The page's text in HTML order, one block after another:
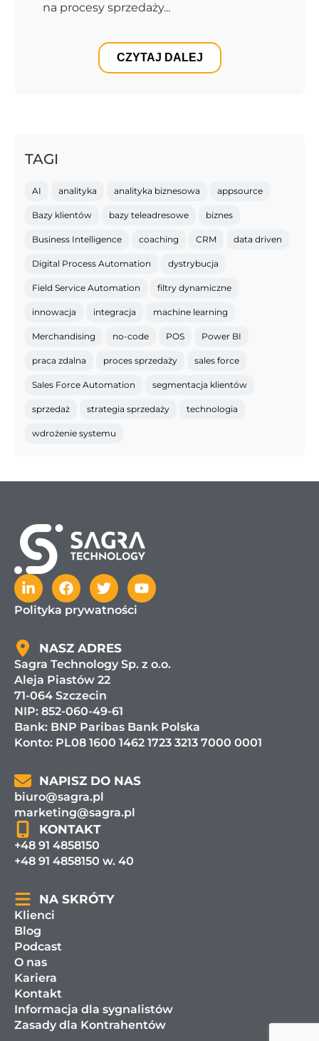
CZYTAJ DALEJ
na procesy sprzedaży...
TAGI
AI analityka analityka biznesowa appsource
Bazy klientów bazy teleadresowe biznes
Business Intelligence coaching CRM data driven
Digital Process Automation dystrybucja
Field Service Automation filtry dynamiczne
innowacja integracja machine learning
Merchandising no-code POS Power BI
praca zdalna proces sprzedaży sales force
Sales Force Automation segmentacja klientów
sprzedaż strategia sprzedaży technologia
wdrożenie systemu
Polityka prywatności
NASZ ADRES
Sagra Technology Sp. z o.o.
Aleja Piastów 22
71-064 Szczecin
NIP: 852-060-49-61
Bank: BNP Paribas Bank Polska
Konto: PL08 1600 1462 1723 3213 7000 0001
NAPISZ DO NAS
biuro@sagra.pl
marketing@sagra.pl
KONTAKT
+48 91 4858150
+48 91 4858150 w. 40
NA SKRÓTY
Klienci
Blog
Podcast
O nas
Kariera
Kontakt
Informacja dla sygnalistów
Zasady dla Kontrahentów